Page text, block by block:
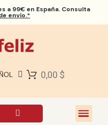
a 99€ en España. Consulta
envío.*
0,00 $